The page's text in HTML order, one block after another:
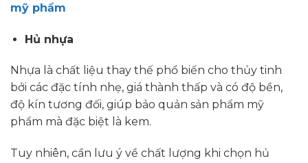
mỹ phẩm
Hủ nhựa
Nhựa là chất liệu thay thế phổ biến cho thủy tinh
bởi các đặc tính nhẹ, giá thành thấp và có độ bền,
độ kín tương đối, giúp bảo quản sản phẩm mỹ
phẩm mà đặc biệt là kem.
Tuy nhiên, cần lưu ý về chất lượng khi chọn hủ